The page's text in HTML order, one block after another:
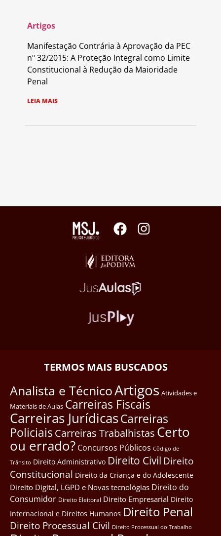
Artigos
Manifestação Contrária à Aprovação da PEC
nº 32/2015: A Proteção Integral como Limite
Constitucional à Redução da Maioridade
Penal
LEIA MAIS
TERMOS MAIS BUSCADOS
Analista e TécnicoArtigos Atividades e
Materiais de Aulas Carreiras Fiscais
Carreiras JurídicasCarreiras
Policiais Carreiras Trabalhistas Certo
ou errado? Concursos Públicos Côdigo de
Trânsito Direito Administrativo Direito Civil Direito
Constitucional Direito da Criança e do Adolescente
Direito Digital, LGPD e Novas tecnológias Direito do
Consumidor Direito Eleitoral Direito Empresarial Direito
Internacional e Direitos Humanos Direito Penal
Direito Processual Civil Direito Processual do Trabalho